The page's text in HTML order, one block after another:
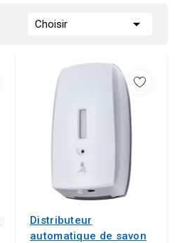
Choisir 
Distributeur
automatique de savon